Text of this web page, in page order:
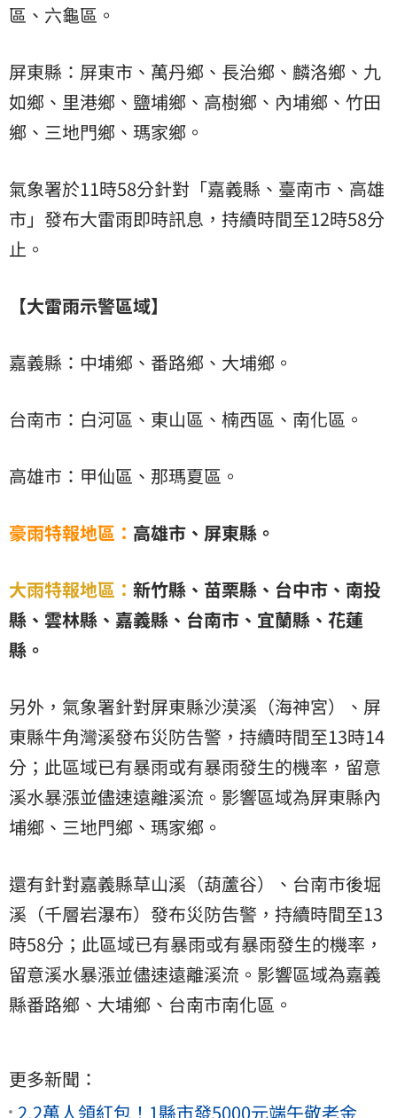
區、六龜區。
屏東縣：屏東市、萬丹鄉、長治鄉、麟洛鄉、九
如鄉、里港鄉、鹽埔鄉、高樹鄉、內埔鄉、竹田
鄉、三地門鄉、瑪家鄉。
氣象署於11時58分針對「嘉義縣、臺南市、高雄
市」發布大雷雨即時訊息，持續時間至12時58分
止。
【大雷雨示警區域】
嘉義縣：中埔鄉、番路鄉、大埔鄉。
台南市：白河區、東山區、楠西區、南化區。
高雄市：甲仙區、那瑪夏區。
豪雨特報地區： 高雄市、屏東縣。
大雨特報地區： 新竹縣、苗栗縣、台中市、南投
縣、雲林縣、嘉義縣、台南市、宜蘭縣、花蓮
縣。
另外，氣象署針對屏東縣沙漠溪（海神宮）、屏
東縣牛角灣溪發布災防告警，持續時間至13時14
分；此區域已有暴雨或有暴雨發生的機率，留意
溪水暴漲並儘速遠離溪流。影響區域為屏東縣內
埔鄉、三地門鄉、瑪家鄉。
還有針對嘉義縣草山溪（葫蘆谷）、台南市後堀
溪（千層岩瀑布）發布災防告警，持續時間至13
時58分；此區域已有暴雨或有暴雨發生的機率，
留意溪水暴漲並儘速遠離溪流。影響區域為嘉義
縣番路鄉、大埔鄉、台南市南化區。
更多新聞：
2.2萬人領紅包！1縣市發5000元端午敬老金